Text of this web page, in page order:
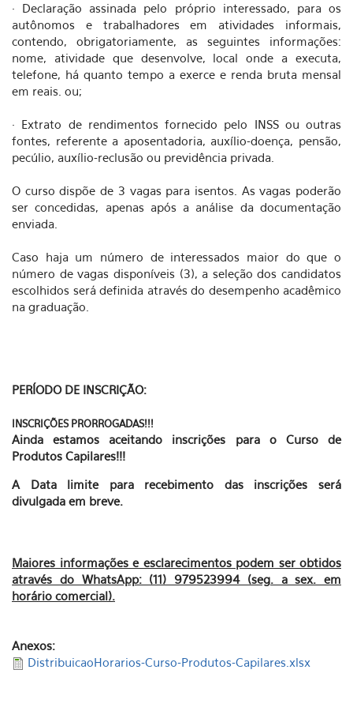
· Declaração assinada pelo próprio interessado, para os
autônomos e trabalhadores em atividades informais,
contendo, obrigatoriamente, as seguintes informações:
nome, atividade que desenvolve, local onde a executa,
telefone, há quanto tempo a exerce e renda bruta mensal
em reais. ou;
· Extrato de rendimentos fornecido pelo INSS ou outras
fontes, referente a aposentadoria, auxílio-doença, pensão,
pecúlio, auxílio-reclusão ou previdência privada.
O curso dispõe de 3 vagas para isentos. As vagas poderão
ser concedidas, apenas após a análise da documentação
enviada.
Caso haja um número de interessados maior do que o
número de vagas disponíveis (3), a seleção dos candidatos
escolhidos será definida através do desempenho acadêmico
na graduação.
PERÍODO DE INSCRIÇÃO:
INSCRIÇÕES PRORROGADAS!!!
Ainda estamos aceitando inscrições para o Curso de
Produtos Capilares!!!
A Data limite para recebimento das inscrições será
divulgada em breve.
Maiores informações e esclarecimentos podem ser obtidos
através do WhatsApp: (11) 979523994 (seg. a sex. em
horário comercial).
Anexos:
DistribuicaoHorarios-Curso-Produtos-Capilares.xlsx